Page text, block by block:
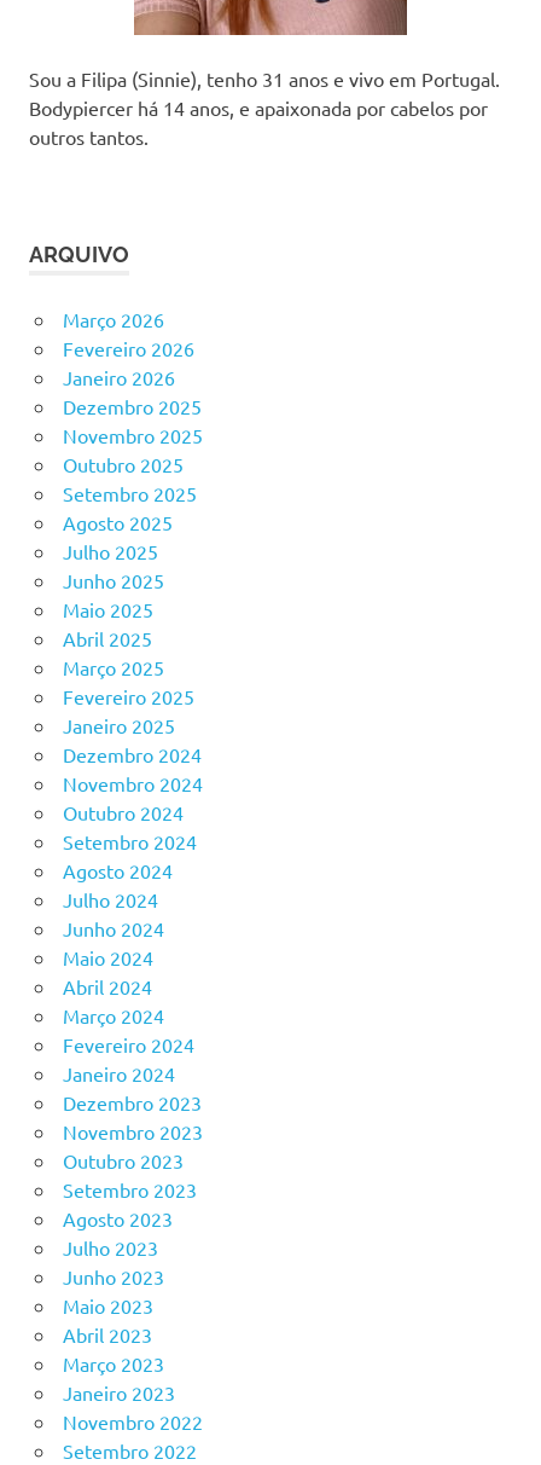
Sou a Filipa (Sinnie), tenho 31 anos e vivo em Portugal.
Bodypiercer há 14 anos, e apaixonada por cabelos por
outros tantos.
ARQUIVO
Março 2026
Fevereiro 2026
Janeiro 2026
Dezembro 2025
Novembro 2025
Outubro 2025
Setembro 2025
Agosto 2025
Julho 2025
Junho 2025
Maio 2025
Abril 2025
Março 2025
Fevereiro 2025
Janeiro 2025
Dezembro 2024
Novembro 2024
Outubro 2024
Setembro 2024
Agosto 2024
Julho 2024
Junho 2024
Maio 2024
Abril 2024
Março 2024
Fevereiro 2024
Janeiro 2024
Dezembro 2023
Novembro 2023
Outubro 2023
Setembro 2023
Agosto 2023
Julho 2023
Junho 2023
Maio 2023
Abril 2023
Março 2023
Janeiro 2023
Novembro 2022
Setembro 2022